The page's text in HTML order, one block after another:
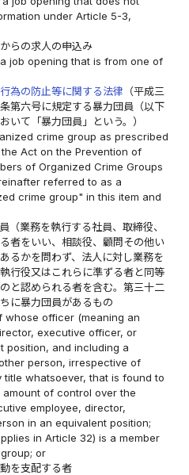
under Article 5-3,
らの求人の申込み
job opening that is from one of
為の防止等に関する法律 （平成三
第六号に規定する暴力団員（以下
いて「暴力団員」という。）
crime group as prescribed
Act on the Prevention of
of Organized Crime Groups
referred to as a
crime group" in this item and
（業務を執行する社員、取締役、
者をいい、相談役、顧問その他い
るかを問わず、法人に対し業務を
行役又はこれらに準ずる者と同等
と認められる者を含む。第三十二
に暴力団員があるもの
whose officer (meaning an
executive officer, or
position, and including a
person, irrespective of
whatsoever, that is found to
of control over the
employee, director,
in an equivalent position;
in Article 32) is a member
or
を支配する者